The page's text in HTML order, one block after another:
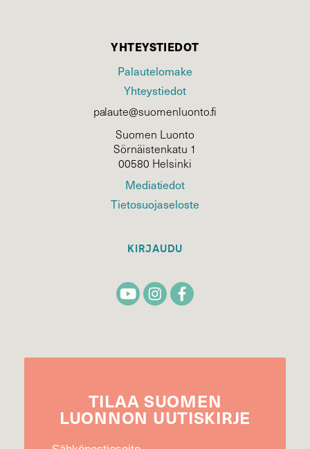
YHTEYSTIEDOT
Palautelomake
Yhteystiedot
palaute@suomenluonto.fi
Suomen Luonto
Sörnäistenkatu 1
00580 Helsinki
Mediatiedot
Tietosuojaseloste
KIRJAUDU
TILAA SUOMEN
LUONNON UUTIS­KIRJE